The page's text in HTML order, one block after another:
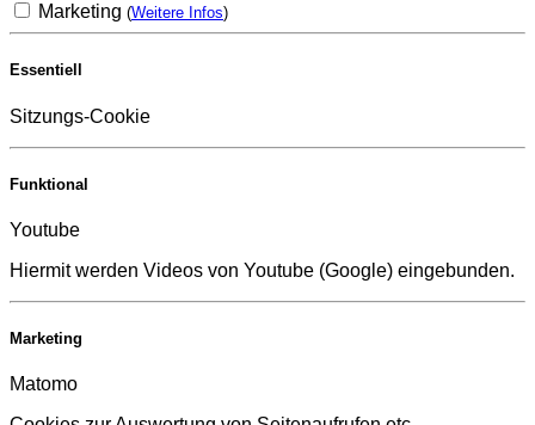
Marketing (Weitere Infos)
Essentiell
Sitzungs-Cookie
Funktional
Youtube
Hiermit werden Videos von Youtube (Google) eingebunden.
Marketing
Matomo